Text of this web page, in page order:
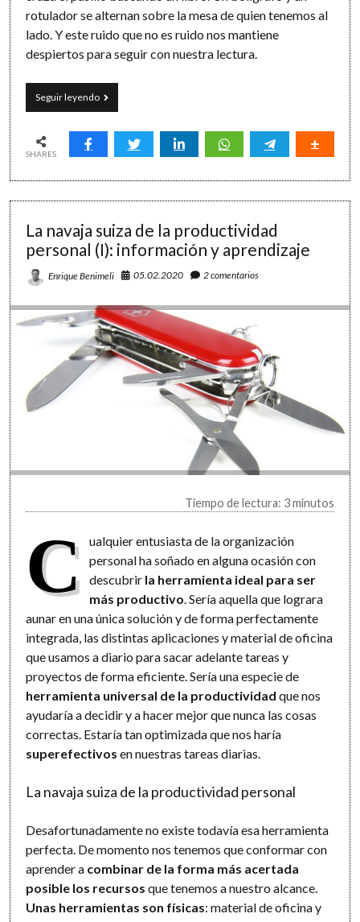
rotulador se alternan sobre la mesa de quien tenemos al
lado. Y este ruido que no es ruido nos mantiene
despiertos para seguir con nuestra lectura.
Seguir leyendoVolveremos
a
cafeterías,
bibliotecas
las
calles
SHARES
La navaja suiza de la productividad
personal (I): información y aprendizaje
Enrique Benimeli 05.02.2020 2 comentarios
Tiempo de lectura: 3 minutos
C
ualquier entusiasta de la organización
personal ha soñado en alguna ocasión con
descubrir la herramienta ideal para ser
más productivo . Sería aquella que lograra
aunar en una única solución y de forma perfectamente
integrada, las distintas aplicaciones y material de oficina
que usamos a diario para sacar adelante tareas y
proyectos de forma eficiente. Sería una especie de
herramienta universal de la productividad que nos
ayudaría a decidir y a hacer mejor que nunca las cosas
correctas. Estaría tan optimizada que nos haría
superefectivos en nuestras tareas diarias.
La navaja suiza de la productividad personal
Desafortunadamente no existe todavía esa herramienta
perfecta. De momento nos tenemos que conformar con
aprender a combinar de la forma más acertada
posible los recursos que tenemos a nuestro alcance.
Unas herramientas son físicas: material de oficina y